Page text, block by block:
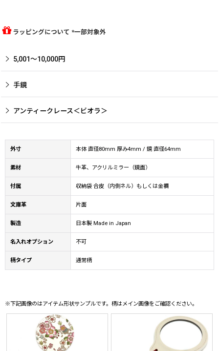
ラッピングについて *一部対象外
5,001〜10,000円
手鏡
アンティークレース＜ビオラ＞
外寸 本体 直径80mm 厚み4mm / 鏡 直径64mm
素材 牛革、アクリルミラー（鏡面）
付属 収納袋 合皮（内側ネル）もしくは金襴
文庫革 片面
製造 日本製 Made in Japan
名入れオプション 不可
柄タイプ 通常柄
※下記画像のはアイテム形状サンプルです。柄はメイン画像をご確認ください。